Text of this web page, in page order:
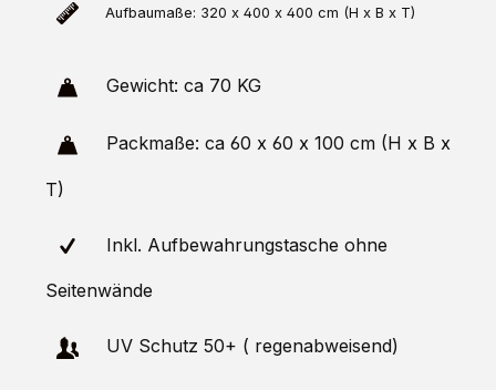
Aufbaumaße: 320 x 400 x 400 cm (H x B x T)
Gewicht: ca 70 KG
Packmaße: ca 60 x 60 x 100 cm (H x B x
T)
Inkl. Aufbewahrungstasche ohne
Seitenwände
UV Schutz 50+ ( regenabweisend)